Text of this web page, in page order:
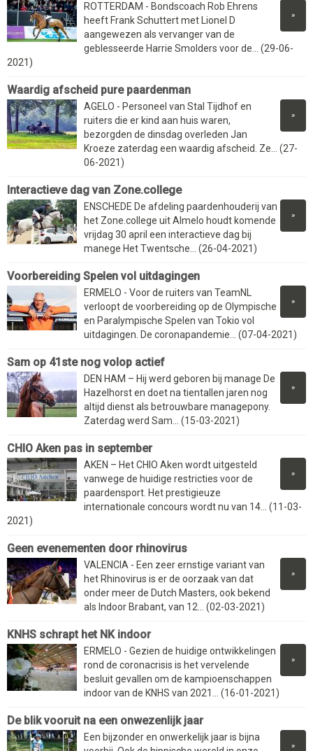
»
ROTTERDAM - Bondscoach Rob Ehrens
heeft Frank Schuttert met Lionel D
aangewezen als vervanger van de
geblesseerde Harrie Smolders voor de... (29-06-
2021)
Waardig afscheid pure paardenman
»
AGELO - Personeel van Stal Tijdhof en
ruiters die er kind aan huis waren,
bezorgden de dinsdag overleden Jan
Kroeze zaterdag een waardig afscheid. Ze... (27-
06-2021)
Interactieve dag van Zone.college
»
ENSCHEDE De afdeling paardenhouderij van
het Zone.college uit Almelo houdt komende
vrijdag 30 april een interactieve dag bij
manege Het Twentsche... (26-04-2021)
Voorbereiding Spelen vol uitdagingen
»
ERMELO - Voor de ruiters van TeamNL
verloopt de voorbereiding op de Olympische
en Paralympische Spelen van Tokio vol
uitdagingen. De coronapandemie... (07-04-2021)
Sam op 41ste nog volop actief
»
DEN HAM – Hij werd geboren bij manage De
Hazelhorst en doet na tientallen jaren nog
altijd dienst als betrouwbare managepony.
Zaterdag werd Sam... (15-03-2021)
CHIO Aken pas in september
»
AKEN – Het CHIO Aken wordt uitgesteld
vanwege de huidige restricties voor de
paardensport. Het prestigieuze
internationale concours wordt nu van 14... (11-03-
2021)
Geen evenementen door rhinovirus
»
VALENCIA - Een zeer ernstige variant van
het Rhinovirus is er de oorzaak van dat
onder meer de Dutch Masters, ook bekend
als Indoor Brabant, van 12... (02-03-2021)
KNHS schrapt het NK indoor
»
ERMELO - Gezien de huidige ontwikkelingen
rond de coronacrisis is het vervelende
besluit gevallen om de kampioenschappen
indoor van de KNHS van 2021... (16-01-2021)
De blik vooruit na een onwezenlijk jaar
»
Een bijzonder en onwerkelijk jaar is bijna